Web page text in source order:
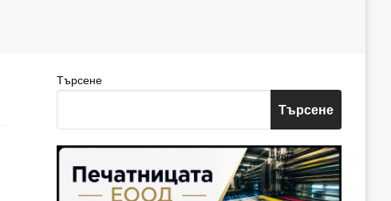
Търсене
Търсене